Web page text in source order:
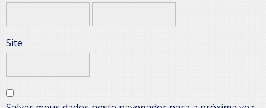
Site